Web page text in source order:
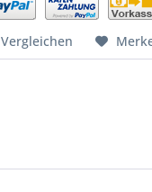
Vergleichen